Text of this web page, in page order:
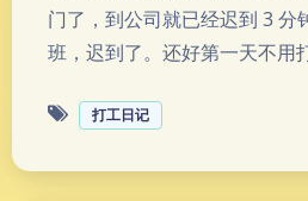
门了，到公司就已经迟到 3 分
班，迟到了。还好第一天不用
打工日记